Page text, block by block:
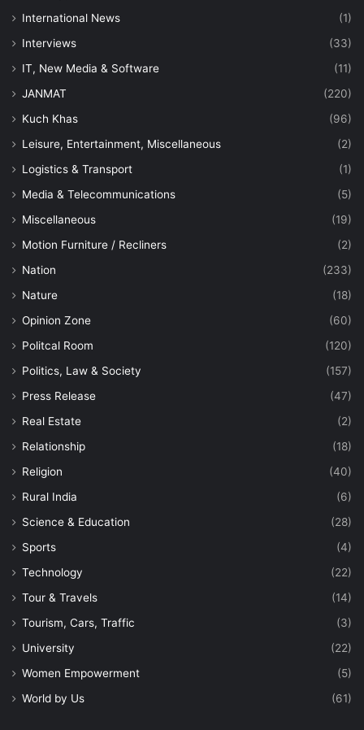
International News
(1)
Interviews
(33)
IT, New Media & Software
(11)
JANMAT
(220)
Kuch Khas
(96)
Leisure, Entertainment, Miscellaneous
(2)
Logistics & Transport
(1)
Media & Telecommunications
(5)
Miscellaneous
(19)
Motion Furniture / Recliners
(2)
Nation
(233)
Nature
(18)
Opinion Zone
(60)
Politcal Room
(120)
Politics, Law & Society
(157)
Press Release
(47)
Real Estate
(2)
Relationship
(18)
Religion
(40)
Rural India
(6)
Science & Education
(28)
Sports
(4)
Technology
(22)
Tour & Travels
(14)
Tourism, Cars, Traffic
(3)
University
(22)
Women Empowerment
(5)
World by Us
(61)